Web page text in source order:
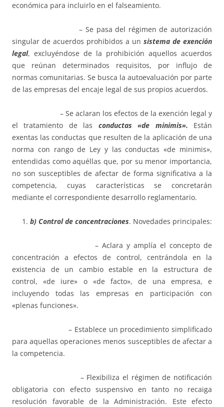
económica para incluirlo en el falseamiento.
– Se pasa del régimen de autorización
singular de acuerdos prohibidos a un sistema de exención
legal, excluyéndose de la prohibición aquellos acuerdos
que reúnan determinados requisitos, por influjo de
normas comunitarias. Se busca la autoevaluación por parte
de las empresas del encaje legal de sus propios acuerdos.
– Se aclaran los efectos de la exención legal y
el tratamiento de las conductas «de minimis». Están
exentas las conductas que resulten de la aplicación de una
norma con rango de Ley y las conductas «de minimis»,
entendidas como aquéllas que, por su menor importancia,
no son susceptibles de afectar de forma significativa a la
competencia, cuyas características se concretarán
mediante el correspondiente desarrollo reglamentario.
b) Control de concentraciones. Novedades principales:
– Aclara y amplía el concepto de
concentración a efectos de control, centrándola en la
existencia de un cambio estable en la estructura de
control, «de iure» o «de facto», de una empresa, e
incluyendo todas las empresas en participación con
«plenas funciones».
– Establece un procedimiento simplificado
para aquellas operaciones menos susceptibles de afectar a
la competencia.
– Flexibiliza el régimen de notificación
obligatoria con efecto suspensivo en tanto no recaiga
resolución favorable de la Administración. Este efecto